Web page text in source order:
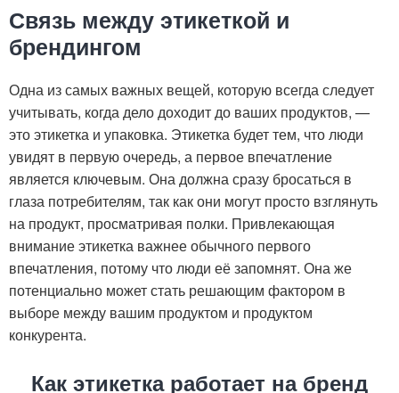
Связь между этикеткой и
брендингом
Одна из самых важных вещей, которую всегда следует
учитывать, когда дело доходит до ваших продуктов, —
это этикетка и упаковка. Этикетка будет тем, что люди
увидят в первую очередь, а первое впечатление
является ключевым. Она должна сразу бросаться в
глаза потребителям, так как они могут просто взглянуть
на продукт, просматривая полки. Привлекающая
внимание этикетка важнее обычного первого
впечатления, потому что люди её запомнят. Она же
потенциально может стать решающим фактором в
выборе между вашим продуктом и продуктом
конкурента.
Как этикетка работает на бренд